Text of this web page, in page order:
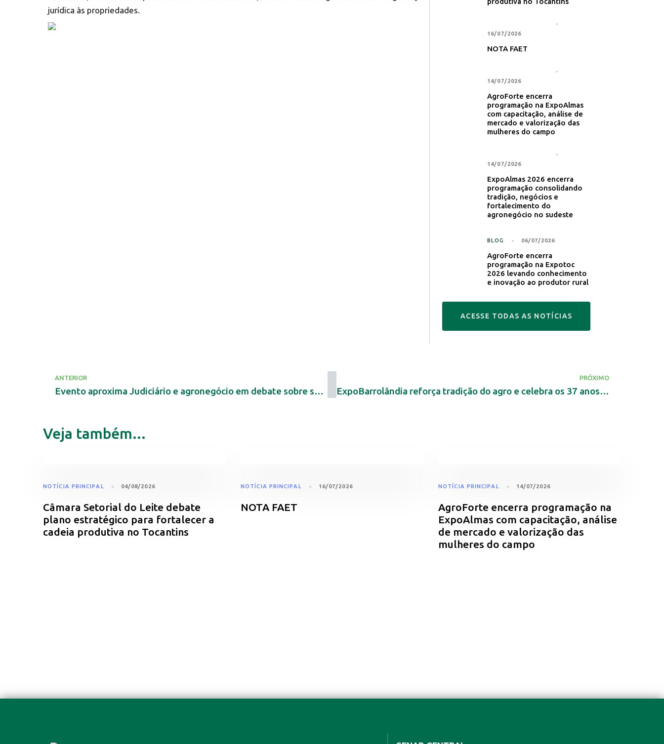
jurídica às propriedades.
16/07/2026
NOTA FAET
14/07/2026
AgroForte encerra
programação na ExpoAlmas
com capacitação, análise de
mercado e valorização das
mulheres do campo
14/07/2026
ExpoAlmas 2026 encerra
programação consolidando
tradição, negócios e
fortalecimento do
agronegócio no sudeste
BLOG 06/07/2026
AgroForte encerra
programação na Expotoc
2026 levando conhecimento
e inovação ao produtor rural
ACESSE TODAS AS N OTÍ CIAS
ANTERIOR
Evento aproxima Judiciário e agronegócio em debate sobre segurança jurídica e desenvolvimento no Tocantins
PRÓXIMO
ExpoBarrolândia reforça tradição do agro e celebra os 37 anos do município
Veja também...
NOTÍCIA PRINCIPAL 04/08/2026
Câmara Setorial do Leite debate
plano estratégico para fortalecer a
cadeia produtiva no Tocantins
NOTÍCIA PRINCIPAL 16/07/2026
NOTA FAET
NOTÍCIA PRINCIPAL 14/07/2026
AgroForte encerra programação na
ExpoAlmas com capacitação, análise
de mercado e valorização das
mulheres do campo